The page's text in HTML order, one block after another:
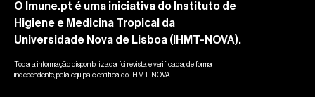
O Imune.pt é uma iniciativa do Instituto de
Higiene e Medicina Tropical da
Universidade Nova de Lisboa (IHMT-NOVA).
Toda a informação disponibilizada foi revista e verificada, de forma
independente, pela equipa científica do IHMT-NOVA.